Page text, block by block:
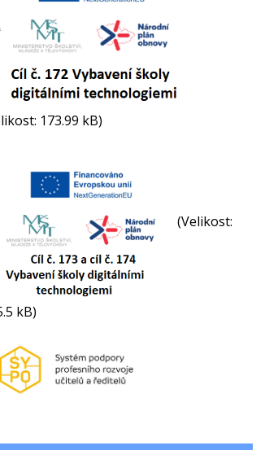
173.99 kB)
(Velikost:
kB)